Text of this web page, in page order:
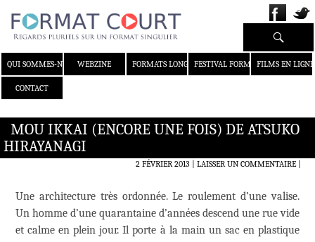
QUI SOMMES-NOUS ?WEBZINE FORMATS LONGS FESTIVAL FORMAT COURT
FILMS EN LIGNE
CONTACT
Recherche
MOU IKKAI (ENCORE UNE FOIS) DE ATSUKO
HIRAYANAGI
2 FÉVRIER 2013 LAISSER UN COMMENTAIRE|
Une architecture très ordonnée. Le roulement d’une valise.
Un homme d’une quarantaine d’années descend une rue vide
et calme en plein jour. Il porte à la main un sac en plastique